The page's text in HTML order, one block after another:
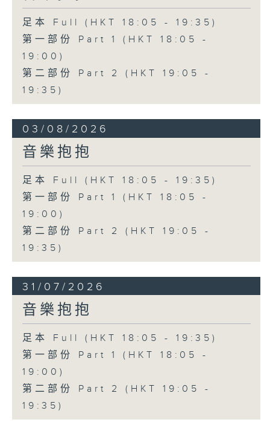
足本 Full (HKT 18:05 - 19:35)
第一部份 Part 1 (HKT 18:05 -
19:00)
第二部份 Part 2 (HKT 19:05 -
19:35)
03/08/2026
音樂抱抱
足本 Full (HKT 18:05 - 19:35)
第一部份 Part 1 (HKT 18:05 -
19:00)
第二部份 Part 2 (HKT 19:05 -
19:35)
31/07/2026
音樂抱抱
足本 Full (HKT 18:05 - 19:35)
第一部份 Part 1 (HKT 18:05 -
19:00)
第二部份 Part 2 (HKT 19:05 -
19:35)